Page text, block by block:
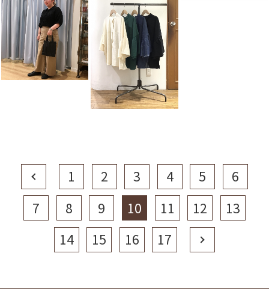
Prev 1 2 3 4 5
6
7
8 9 10 11 12
13
14
15 16 17 Next